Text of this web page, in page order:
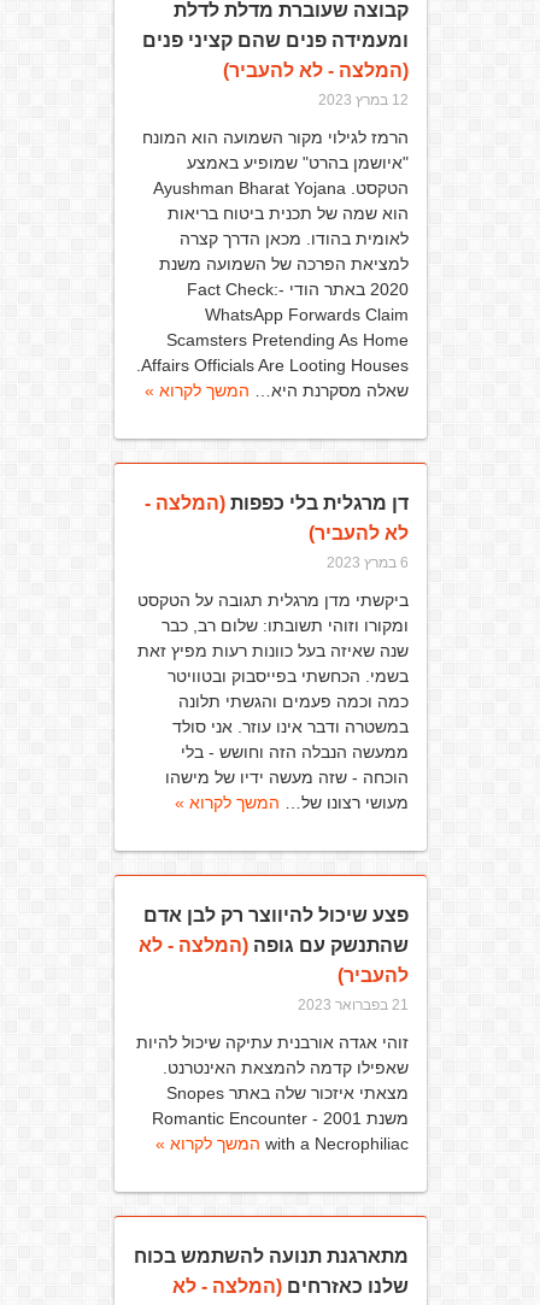
קבוצה שעוברת מדלת לדלת
ומעמידה פנים שהם קציני פנים
(המלצה - לא להעביר)
12 במרץ 2023
הרמז לגילוי מקור השמועה הוא המונח
"איושמן בהרט" שמופיע באמצע
הטקסט. Ayushman Bharat Yojana
הוא שמה של תכנית ביטוח בריאות
לאומית בהודו. מכאן הדרך קצרה
למציאת הפרכה של השמועה משנת
2020 באתר הודי -Fact Check:
WhatsApp Forwards Claim
Scamsters Pretending As Home
שאלה מסקרנת היא… המשך לקרוא »
דן מרגלית בלי כפפות(המלצה -
לא להעביר)
6 במרץ 2023
ביקשתי מדן מרגלית תגובה על הטקסט
ומקורו וזוהי תשובתו: שלום רב, כבר
שנה שאיזה בעל כוונות רעות מפיץ זאת
בשמי. הכחשתי בפייסבוק ובטוויטר
כמה וכמה פעמים והגשתי תלונה
במשטרה ודבר אינו עוזר. אני סולד
ממעשה הנבלה הזה וחושש - בלי
הוכחה - שזה מעשה ידיו של מישהו
מעושי רצונו של… המשך לקרוא »
פצע שיכול להיווצר רק לבן אדם
שהתנשק עם גופה(המלצה - לא
להעביר)
21 בפברואר 2023
זוהי אגדה אורבנית עתיקה שיכול להיות
שאפילו קדמה להמצאת האינטרנט.
מצאתי איזכור שלה באתר Snopes
משנת 2001 - Romantic Encounter
with a Necrophiliac המשך לקרוא »
מתארגנת תנועה להשתמש בכוח
שלנו כאזרחים(המלצה - לא